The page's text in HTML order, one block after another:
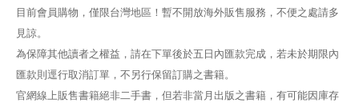
目前會員購物，僅限台灣地區！暫不開放海外販售服務，不便之處請多
見諒。
為保障其他讀者之權益，請在下單後於五日內匯款完成，若未於期限內
匯款則逕行取消訂單，不另行保留訂購之書籍。
官網線上販售書籍絕非二手書，但若非當月出版之書籍，有可能因庫存